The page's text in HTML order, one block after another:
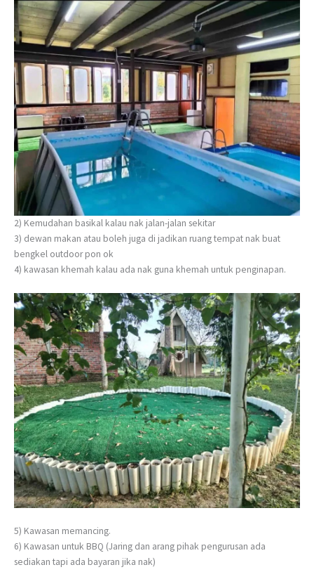
2) Kemudahan basikal kalau nak jalan-jalan sekitar
3) dewan makan atau boleh juga di jadikan ruang tempat nak buat
bengkel outdoor pon ok
4) kawasan khemah kalau ada nak guna khemah untuk penginapan.
5) Kawasan memancing.
6) Kawasan untuk BBQ (Jaring dan arang pihak pengurusan ada
sediakan tapi ada bayaran jika nak)